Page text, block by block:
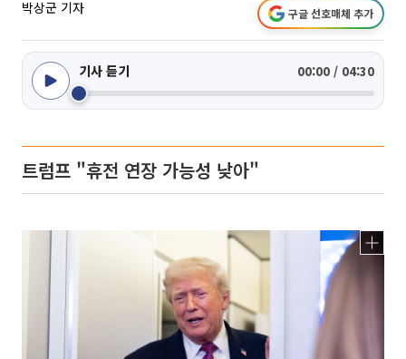
박상군 기자 구글 선호매체 추가
기사 듣기 00:00 / 04:30
트럼프 "휴전 연장 가능성 낮아"